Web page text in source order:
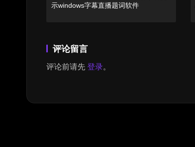
示windows字幕直播题词软件
评论留言
评论前请先 登录。